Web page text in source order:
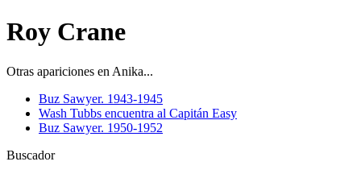
Roy Crane
Otras apariciones en Anika...
Buz Sawyer. 1943-1945
Wash Tubbs encuentra al Capitán Easy
Buz Sawyer. 1950-1952
Buscador